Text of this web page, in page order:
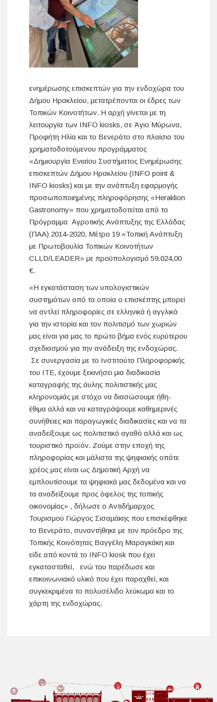
ενημέρωσης επισκεπτών για την ενδοχώρα του
Δήμου Ηρακλείου, μετατρέπονται οι έδρες των
Τοπικών Κοινοτήτων. Η αρχή γίνεται με τη
λειτουργία των INFO kiosks, σε Άγιο Μύρωνα,
Προφήτη Ηλία και το Βενεράτο στο πλαίσιο του
χρηματοδοτούμενου προγράμματος
«Δημιουργία Ενιαίου Συστήματος Ενημέρωσης
επισκεπτών Δήμου Ηρακλείου (INFO point &
INFO kiosks) και με την ανάπτυξη εφαρμογής
προσωποποιημένης πληροφόρησης «Heraklion
Gastronomy» που χρηματοδοτείται από το
Πρόγραμμα Αγροτικής Ανάπτυξης της Ελλάδας
(ΠΑΑ) 2014-2020, Μέτρο 19 «Τοπική Ανάπτυξη
με Πρωτοβουλία Τοπικών Κοινοτήτων
CLLD/LEADER» με προϋπολογισμό 59.024,00
€.
«Η εγκατάσταση των υπολογιστικών
συστημάτων από τα οποία ο επισκέπτης μπορεί
να αντλεί πληροφορίες σε ελληνικά ή αγγλικά
για την ιστορία και τον πολιτισμό των χωριών
μας είναι για μας το πρώτο βήμα ενός ευρύτερου
σχεδιασμού για την ανάδειξη της ενδοχώρας.
Σε συνεργασία με το Ινστιτούτο Πληροφορικής
του ΙΤΕ, έχουμε ξεκινήσει μια διαδικασία
καταγραφής της άυλης πολιτιστικής μας
κληρονομιάς με στόχο να διασώσουμε ήθη-
έθιμα αλλά και να καταγράψουμε καθημερινές
συνήθειες και παραγωγικές διαδικασίες και να τα
αναδείξουμε ως πολιτιστικό αγαθό αλλά και ως
τουριστικό προϊόν. Ζούμε στην εποχή της
πληροφορίας και μάλιστα της ψηφιακής οπότε
χρέος μας είναι ως Δημοτική Αρχή να
εμπλουτίσουμε τα ψηφιακά μας δεδομένα και να
τα αναδείξουμε προς όφελος της τοπικής
οικονομίας» , δήλωσε ο Αντιδήμαρχος
Τουρισμού Γιώργος Σισαμάκης που επισκέφθηκε
το Βενεράτο, συναντήθηκε με τον πρόεδρο της
Τοπικής Κοινότητας Βαγγέλη Μαραγκάκη και
είδε από κοντά το INFO kiosk που έχει
εγκατασταθεί, ενώ του παρέδωσε και
επικοινωνιακό υλικό που έχει παραχθεί, και
συγκεκριμένα το πολυσέλιδο λεύκωμα και το
χάρτη της ενδοχώρας.